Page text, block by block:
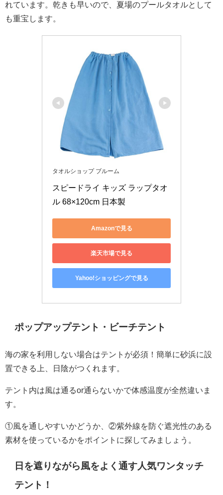
れています。乾きも早いので、夏場のプールタオルとして
も重宝します。
タオルショップ ブルーム
スピードライ キッズ ラップタオ
ル 68×120cm 日本製
Amazonで見る
楽天市場で見る
Yahoo!ショッピングで見る
ポップアップテント・ビーチテント
海の家を利用しない場合はテントが必須！簡単に砂浜に設
置できる上、日陰がつくれます。
テント内は風は通るor通らないかで体感温度が全然違いま
す。
①風を通しやすいかどうか、②紫外線を防ぐ遮光性のある
素材を使っているかをポイントに探してみましょう。
日を遮りながら風をよく通す人気ワンタッチ
テント！